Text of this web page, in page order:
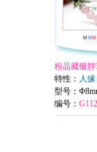
粉晶藏银
特性： 人
型号：
编号：